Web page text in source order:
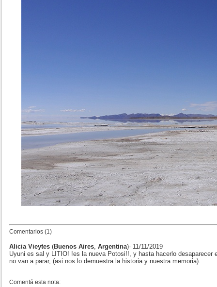
Comentarios (1)
Alicia Vieytes (Buenos Aires, Argentina)- 11/11/2019
Uyuni es sal y LITIO! !es la nueva Potosi!!, y hasta hacerlo desaparecer
no van a parar, (asi nos lo demuestra la historia y nuestra memoria).
Comentá esta nota: